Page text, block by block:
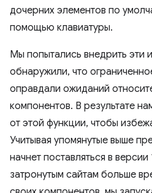
дочерних элементов по
помощью клавиатуры.
Мы попытались внедрить эти
обнаружили, что
оправдали ожиданий
компонентов. В результате
от этой функции, чтобы
Учитывая упомянутые выше
начнет поставляться в версии
затронутым сайтам больше